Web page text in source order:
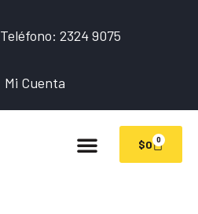
Teléfono: 2324 9075
Mi Cuenta
$0 0